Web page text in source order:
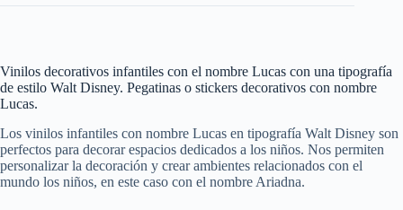
Vinilos decorativos infantiles con el nombre Lucas con una tipografía
de estilo Walt Disney. Pegatinas o stickers decorativos con nombre
Lucas.
Los vinilos infantiles con nombre Lucas en tipografía Walt Disney son
perfectos para decorar espacios dedicados a los niños. Nos permiten
personalizar la decoración y crear ambientes relacionados con el
mundo los niños, en este caso con el nombre Ariadna.